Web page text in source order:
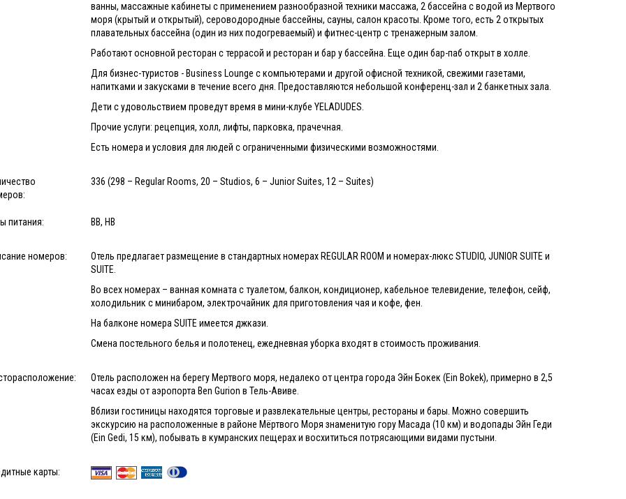
ванны, массажные кабинеты с применением разнообразной техники массажа, 2 бассейна с водой из Мертвого
моря (крытый и открытый), сероводородные бассейны, сауны, салон красоты. Кроме того, есть 2 открытых
плавательных бассейна (один из них подогреваемый) и фитнес-центр с тренажерным залом.
Работают основной ресторан с террасой и ресторан и бар у бассейна. Еще один бар-паб открыт в холле.
Для бизнес-туристов - Business Lounge с компьютерами и другой офисной техникой, свежими газетами,
напитками и закусками в течение всего дня. Предоставляются небольшой конференц-зал и 2 банкетных зала.
Дети с удовольствием проведут время в мини-клубе YELADUDES.
Прочие услуги: рецепция, холл, лифты, парковка, прачечная.
Есть номера и условия для людей с ограниченными физическими возможностями.
336 (298 – Regular Rooms, 20 – Studios, 6 – Junior Suites, 12 – Suites)
питания: BB, HB
номеров:
Отель предлагает размещение в стандартных номерах REGULAR ROOM и номерах-люкс STUDIO, JUNIOR SUITE и
SUITE.
Во всех номерах – ванная комната с туалетом, балкон, кондиционер, кабельное телевидение, телефон, сейф,
холодильник с минибаром, электрочайник для приготовления чая и кофе, фен.
На балконе номера SUITE имеется джкази.
Смена постельного белья и полотенец, ежедневная уборка входят в стоимость проживания.
Отель расположен на берегу Мертвого моря, недалеко от центра города Эйн Бокек (Ein Bokek), примерно в 2,5
часах езды от аэропорта Ben Gurion в Тель-Авиве.
Вблизи гостиницы находятся торговые и развлекательные центры, рестораны и бары. Можно совершить
экскурсию на расположенные в районе Мёртвого Моря знаменитую гору Масада (10 км) и водопады Эйн Геди
(Ein Gedi, 15 км), побывать в кумранских пещерах и восхититься потрясающими видами пустыни.
карты: